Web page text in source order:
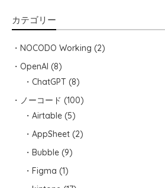
カテゴリー
NOCODO Working (2)
OpenAI (8)
ChatGPT (8)
ノーコード (100)
Airtable (5)
AppSheet (2)
Bubble (9)
Figma (1)